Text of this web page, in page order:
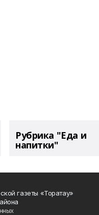
Рубрика "Еда и
напитки"
газеты «Торатау»